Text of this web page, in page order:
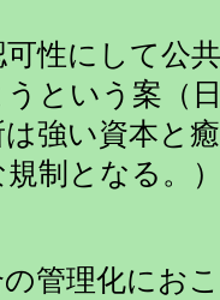
性にして公
という案（
強い資本と
制となる。
管理化にお